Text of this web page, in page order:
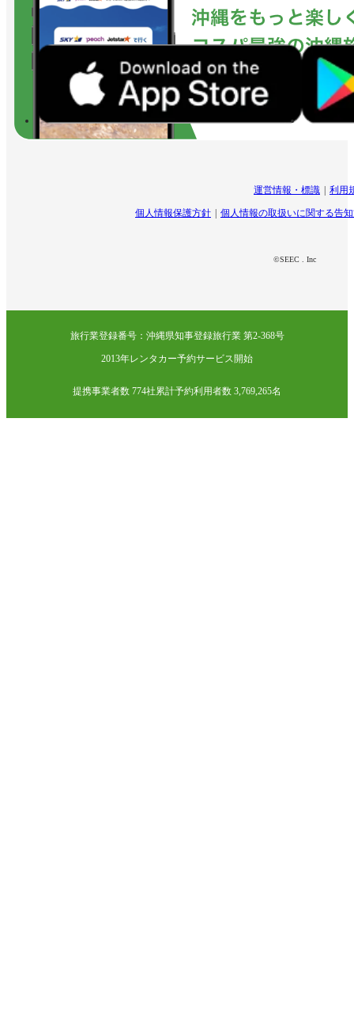
運営情報・標識 利用
個人情報保護方針 個人情報の取扱いに関する告
©SEEC . Inc
旅行業登録番号：沖縄県知事登録旅行業 第2-368号
2013年レンタカー予約サービス開始
提携事業者数 774社累計予約利用者数 3,769,265名